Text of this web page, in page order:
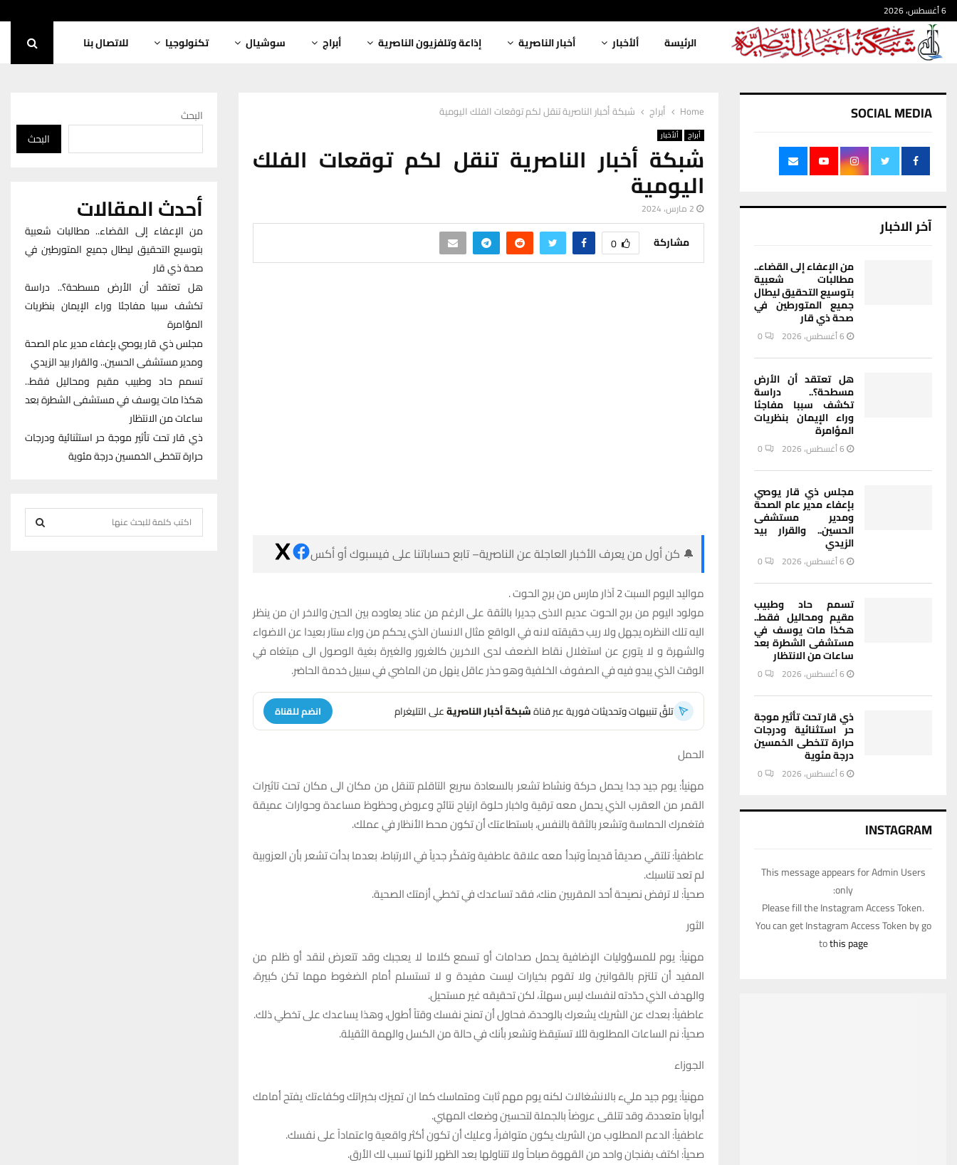
6 أغسطس، 2026
الرئيسة ألأخبار أخبار الناصرية إذاعة وتلفزيون الناصرية أبراج سوشيال تكنولوجيا للاتصال بنا
Home أبراج شبكة أخبار الناصرية تنقل لكم توقعات الفلك اليومية
أبراج ألأخبار
شبكة أخبار الناصرية تنقل لكم توقعات الفلك
اليومية
2 مارس، 2024
مشاركة 0
🔔 كن أول من يعرف الأخبار العاجلة عن الناصرية– تابع حساباتنا على فيسبوك أو أكس
مواليد اليوم السبت 2 آذار مارس من برج الحوت .
مولود اليوم من برج الحوت عديم الاذى جديرا بالثقة على الرغم من عناد يعاوده بين الحين والاخر ان من ينظر
اليه تلك النظره يجهل ولا ريب حقيقته لانه في الواقع مثال الانسان الذي يحكم من وراء ستار بعيدا عن الاضواء
والشهرة و لا يتورع عن استغلال نقاط الضعف لدى الاخرين كالغرور والغيرة بغية الوصول الى مبتغاه في
الوقت الذي يبدو فيه في الصفوف الخلفية وهو حذر عاقل ينهل من الماضي في سبيل خدمة الحاضر.
تلقَّ تنبيهات وتحديثات فورية عبر قناةشبكة أخبار الناصريةعلى التليغرام انضم للقناة
الحمل
مهنيأ: يوم جيد جدا يحمل حركة ونشاط تشعر بالسعادة سريع التاقلم تتنقل من مكان الى مكان تحت تاثيرات
القمر من العقرب الذي يحمل معه ترقية واخبار حلوة ارتياح نتائج وعروض وحظوظ مساعدة وحوارات عميقة
فتغمرك الحماسة وتشعر بالثقة بالنفس، باستطاعتك أن تكون محط الأنظار في عملك.
عاطفياً: تلتقي صديقاً قديماً وتبدأ معه علاقة عاطفية وتفكّر جدياً في الارتباط، بعدما بدأت تشعر بأن العزوبية
لم تعد تناسبك.
صحياً: لا ترفض نصيحة أحد المقربين منك، فقد تساعدك في تخطي أزمتك الصحية.
الثور
مهنياً: يوم للمسؤوليات الإضافية يحمل صدامات أو تسمع كلاما لا يعجبك وقد تتعرض لنقد أو ظلم من
المفيد أن تلتزم بالقوانين ولا تقوم بخيارات ليست مفيدة و لا تستسلم أمام الضغوط مهما تكن كبيرة،
والهدف الذي حدّدته لنفسك ليس سهلاً، لكن تحقيقه غير مستحيل.
عاطفياً: بعدك عن الشريك يشعرك بالوحدة، فحاول أن تمنح نفسك وقتاً أطول، وهذا يساعدك على تخطي ذلك.
صحياً: نم الساعات المطلوبة لئلا تستيقظ وتشعر بأنك في حالة من الكسل والهمة الثقيلة.
الجوزاء
مهنياً: يوم جيد مليء بالانشغالات لكنه يوم مهم ثابت ومتماسك كما ان تميزك بخبراتك وكفاءتك يفتح أمامك
أبواباً متعددة، وقد تتلقى عروضاً بالجملة لتحسين وضعك المهني.
عاطفياً: الدعم المطلوب من الشريك يكون متوافراً، وعليك أن تكون أكثر واقعية واعتماداً على نفسك.
صحياً: اكتف بفنجان واحد من القهوة صباحاً ولا تتناولها بعد الظهر لأنها تسبب لك الأرق.
SOCIAL MEDIA
آخر الاخبار
من الإعفاء إلى القضاء..
مطالبات شعبية
بتوسيع التحقيق ليطال
جميع المتورطين في
صحة ذي قار
6 أغسطس، 2026 0
هل تعتقد أن الأرض
مسطحة؟.. دراسة
تكشف سببا مفاجئا
وراء الإيمان بنظريات
المؤامرة
6 أغسطس، 2026 0
مجلس ذي قار يوصي
بإعفاء مدير عام الصحة
ومدير مستشفى
الحسين.. والقرار بيد
الزيدي
6 أغسطس، 2026 0
تسمم حاد وطبيب
مقيم ومحاليل فقط..
هكذا مات يوسف في
مستشفى الشطرة بعد
ساعات من الانتظار
6 أغسطس، 2026 0
ذي قار تحت تأثير موجة
حر استثنائية ودرجات
حرارة تتخطى الخمسين
درجة مئوية
6 أغسطس، 2026 0
INSTAGRAM
This message appears for Admin Users
only:
Please fill the Instagram Access Token.
You can get Instagram Access Token by go
tothis page
البحث
البحث
أحدث المقالات
من الإعفاء إلى القضاء.. مطالبات شعبية
بتوسيع التحقيق ليطال جميع المتورطين في
صحة ذي قار
هل تعتقد أن الأرض مسطحة؟.. دراسة
تكشف سببا مفاجئا وراء الإيمان بنظريات
المؤامرة
مجلس ذي قار يوصي بإعفاء مدير عام الصحة
ومدير مستشفى الحسين.. والقرار بيد الزيدي
تسمم حاد وطبيب مقيم ومحاليل فقط..
هكذا مات يوسف في مستشفى الشطرة بعد
ساعات من الانتظار
ذي قار تحت تأثير موجة حر استثنائية ودرجات
حرارة تتخطى الخمسين درجة مئوية
e